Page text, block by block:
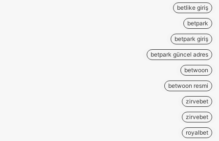
betlike giriş
betpark
betpark giriş
betpark güncel adres
betwoon
betwoon resmi
zirvebet
zirvebet
royalbet